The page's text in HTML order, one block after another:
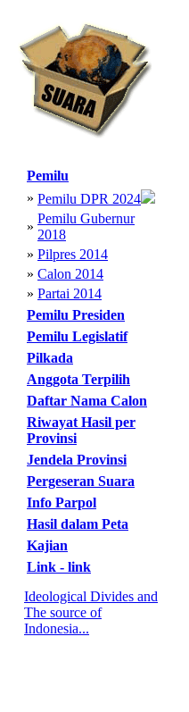
Pemilu
» Pemilu DPR 2024
»
Pemilu Gubernur
2018
» Pilpres 2014
» Calon 2014
» Partai 2014
Pemilu Presiden
Pemilu Legislatif
Pilkada
Anggota Terpilih
Daftar Nama Calon
Riwayat Hasil per
Provinsi
Jendela Provinsi
Pergeseran Suara
Info Parpol
Hasil dalam Peta
Kajian
Link - link
Ideological Divides and
The source of
Indonesia...